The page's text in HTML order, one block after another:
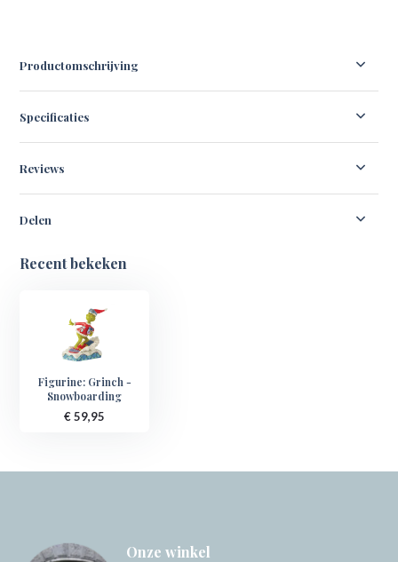
Productomschrijving
Specificaties
Reviews
Delen
Recent bekeken
Figurine: Grinch -
Snowboarding
€ 59,95
Onze winkel